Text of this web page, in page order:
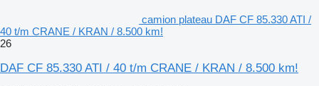
camion plateau DAF CF 85.330 ATI /
40 t/m CRANE / KRAN / 8.500 km!
26
DAF CF 85.330 ATI / 40 t/m CRANE / KRAN / 8.500 km!